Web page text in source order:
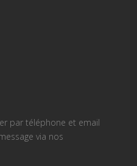
par téléphone et email
via nos